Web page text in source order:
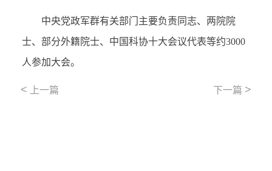
中央党政军群有关部门主要负责同志、两院院
士、部分外籍院士、中国科协十大会议代表等约3000
人参加大会。
< 上一篇 下一篇 >